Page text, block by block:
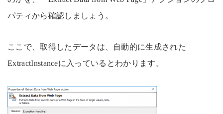
パティから確認しましょう。
ここで、取得したデータは、自動的に生成された
ExtractInstanceに入っているとわかります。